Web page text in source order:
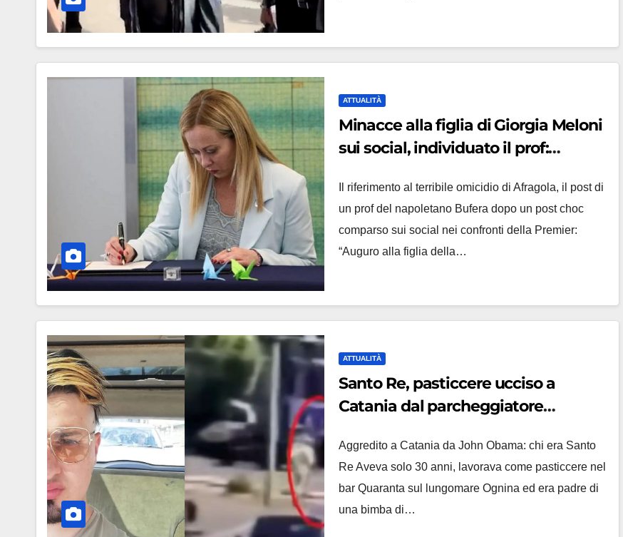
ATTUALITÀ
Minacce alla figlia di Giorgia Meloni
sui social, individuato il prof:
Il riferimento al terribile omicidio di Afragola, il post di
un prof del napoletano Bufera dopo un post choc
comparso sui social nei confronti della Premier:
“Auguro alla figlia della…
ATTUALITÀ
Santo Re, pasticcere ucciso a
Catania dal parcheggiatore
Aggredito a Catania da John Obama: chi era Santo
Re Aveva solo 30 anni, lavorava come pasticcere nel
bar Quaranta sul lungomare Ognina ed era padre di
una bimba di…